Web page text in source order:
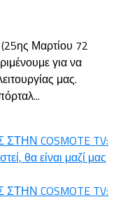
Μαρτίου 72
για να
μας.